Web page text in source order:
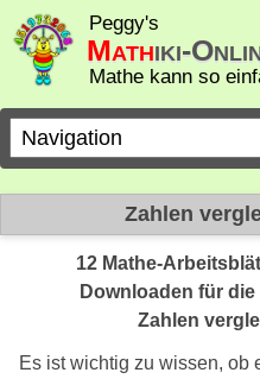
Peggy's
Mathiki-
Mathe kann so
Zielseite
Zahlen
12 Mathe-
Downloaden für
Zahlen
Es ist wichtig zu wissen, ob